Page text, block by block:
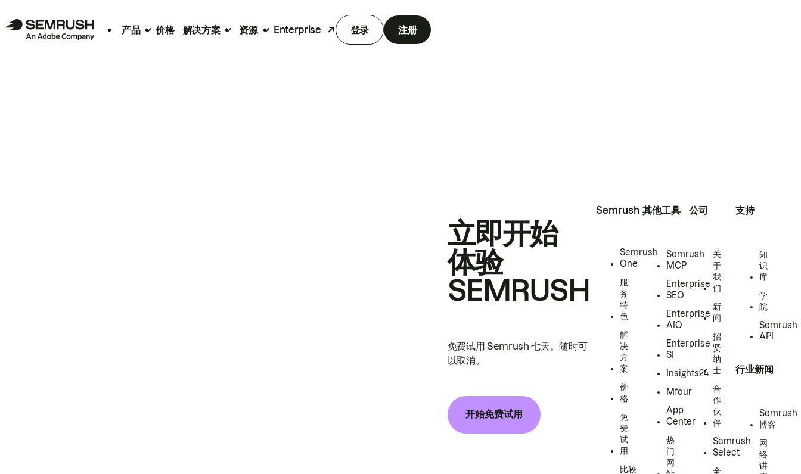
产品 价格 解决方案 资源 Enterprise 登录 注册
立即开始
体验
SEMRUSH
免费试用 Semrush 七天。随时可
以取消。
开始免费试用
Semrush
Semrush
One
服
务
特
色
解
决
方
案
价
格
免
费
试
用
比较
其他工具
Semrush
MCP
Enterprise
SEO
Enterprise
AIO
Enterprise
SI
Insights24
Mfour
App
Center
热
门
网
公司
关
于
我
们
新
闻
招
贤
纳
士
合
作
伙
伴
Semrush
Select
全
支持
知
识
库
学
院
Semrush
API
行业新闻
Semrush
博客
网
络
讲